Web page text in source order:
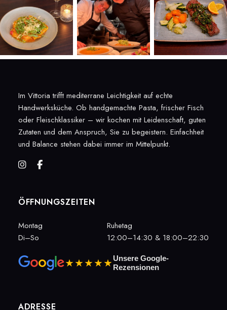
Im Vittoria trifft mediterrane Leichtigkeit auf echte
Handwerksküche. Ob handgemachte Pasta, frischer Fisch
oder Fleischklassiker – wir kochen mit Leidenschaft, guten
Zutaten und dem Anspruch, Sie zu begeistern. Einfachheit
und Balance stehen dabei immer im Mittelpunkt.
ÖFFNUNGSZEITEN
Montag
Ruhetag
Di–So
12:00–14:30 & 18:00–22:30
★★★★★Unsere Google-
Rezensionen
ADRESSE